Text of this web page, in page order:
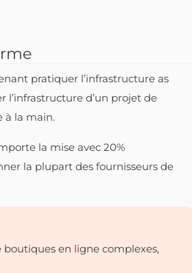
pratiquer l’infrastructure as
l’infrastructure d’un projet de
à la main.
la mise avec 20%
la plupart des fournisseurs de
en ligne complexes,